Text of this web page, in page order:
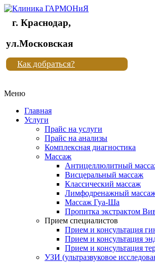
Клиника
"Новая
жизнь"
Клиника
жизнь"
г. Краснодар,
ул.Московская
Как добраться?
Меню
Главная
Услуги
Прайс на услуги
Прайс на анализы
Комплексная диагностика
Массаж
Антицеллюлитный
Висцеральный массаж
Классический массаж
Лимфодренажный
Массаж Гуа-Ша
Пропитка экстрактом
Прием специалистов
Прием и консультация
Прием и консультация
Прием и консультация
УЗИ (ультразвуковое